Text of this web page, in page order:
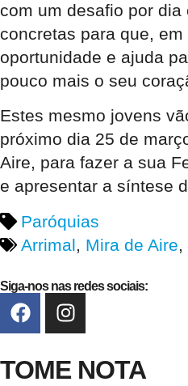
com um desafio por dia
concretas para que,
oportunidade e ajuda
pouco mais o seu
Estes mesmo jovens
próximo dia 25 de
Aire, para fazer a sua
e apresentar a síntese
Paróquias
Arrimal, Mira de Aire,
Siga-nos nas redes sociais:
TOME NOTA